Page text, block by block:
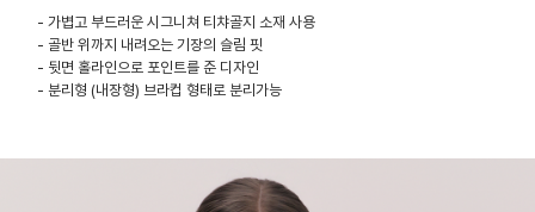
- 가볍고 부드러운 시그니쳐 티챠골지 소재 사용
- 골반 위까지 내려오는 기장의 슬림 핏
- 뒷면 홀라인으로 포인트를 준 디자인
- 분리형 (내장형) 브라컵 형태로 분리가능